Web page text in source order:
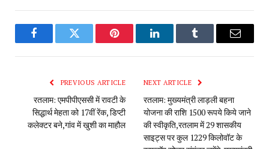
FacebookTwitter Pinterest LinkedInTumblr Email
PREVIOUS ARTICLE
रतलाम: एमपीपीएससी में रावटी के
सिद्धार्थ मेहता को 17वीं रेंक, डिप्टी
कलेक्टर बने,गांव में खुशी का माहौल
NEXT ARTICLE
रतलाम: मुख्यमंत्री लाड़ली बहना
योजना की राशि 1500 रूपये किये जाने
की स्वीकृति,रतलाम में 29 शासकीय
साइट्स पर कुल 1229 किलोवॉट के